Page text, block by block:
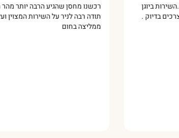
.
רכשנו מחסן שהגיע הרבה יותר מהר מהצפוי!
תודה רבה לניר על השירות המצוין ועל הייעוץ.
ממליצה בחום